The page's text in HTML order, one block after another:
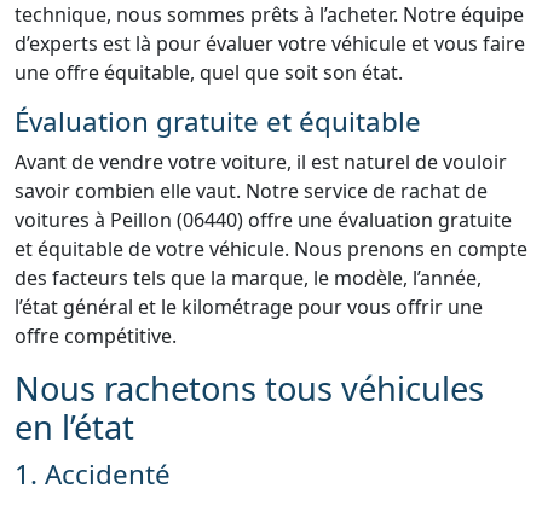
technique, nous sommes prêts à l’acheter. Notre équipe
d’experts est là pour évaluer votre véhicule et vous faire
une offre équitable, quel que soit son état.
Évaluation gratuite et équitable
Avant de vendre votre voiture, il est naturel de vouloir
savoir combien elle vaut. Notre service de rachat de
voitures à Peillon (06440) offre une évaluation gratuite
et équitable de votre véhicule. Nous prenons en compte
des facteurs tels que la marque, le modèle, l’année,
l’état général et le kilométrage pour vous offrir une
offre compétitive.
Nous rachetons tous véhicules
en l’état
1. Accidenté